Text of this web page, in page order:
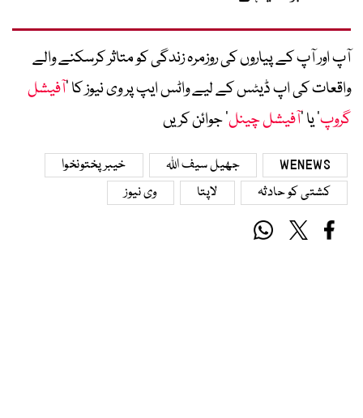
آپ اور آپ کے پیاروں کی روزمرہ زندگی کو متاثر کرسکنے والے
واقعات کی اپ ڈیٹس کے لیے واٹس ایپ پر وی نیوز کا ’آفیشل
گروپ‘ یا ’آفیشل چینل‘ جوائن کریں
WENEWS جھیل سیف اللہ
خیبرپختونخوا
کشتی کو حادثہ
لاپتا وی نیوز